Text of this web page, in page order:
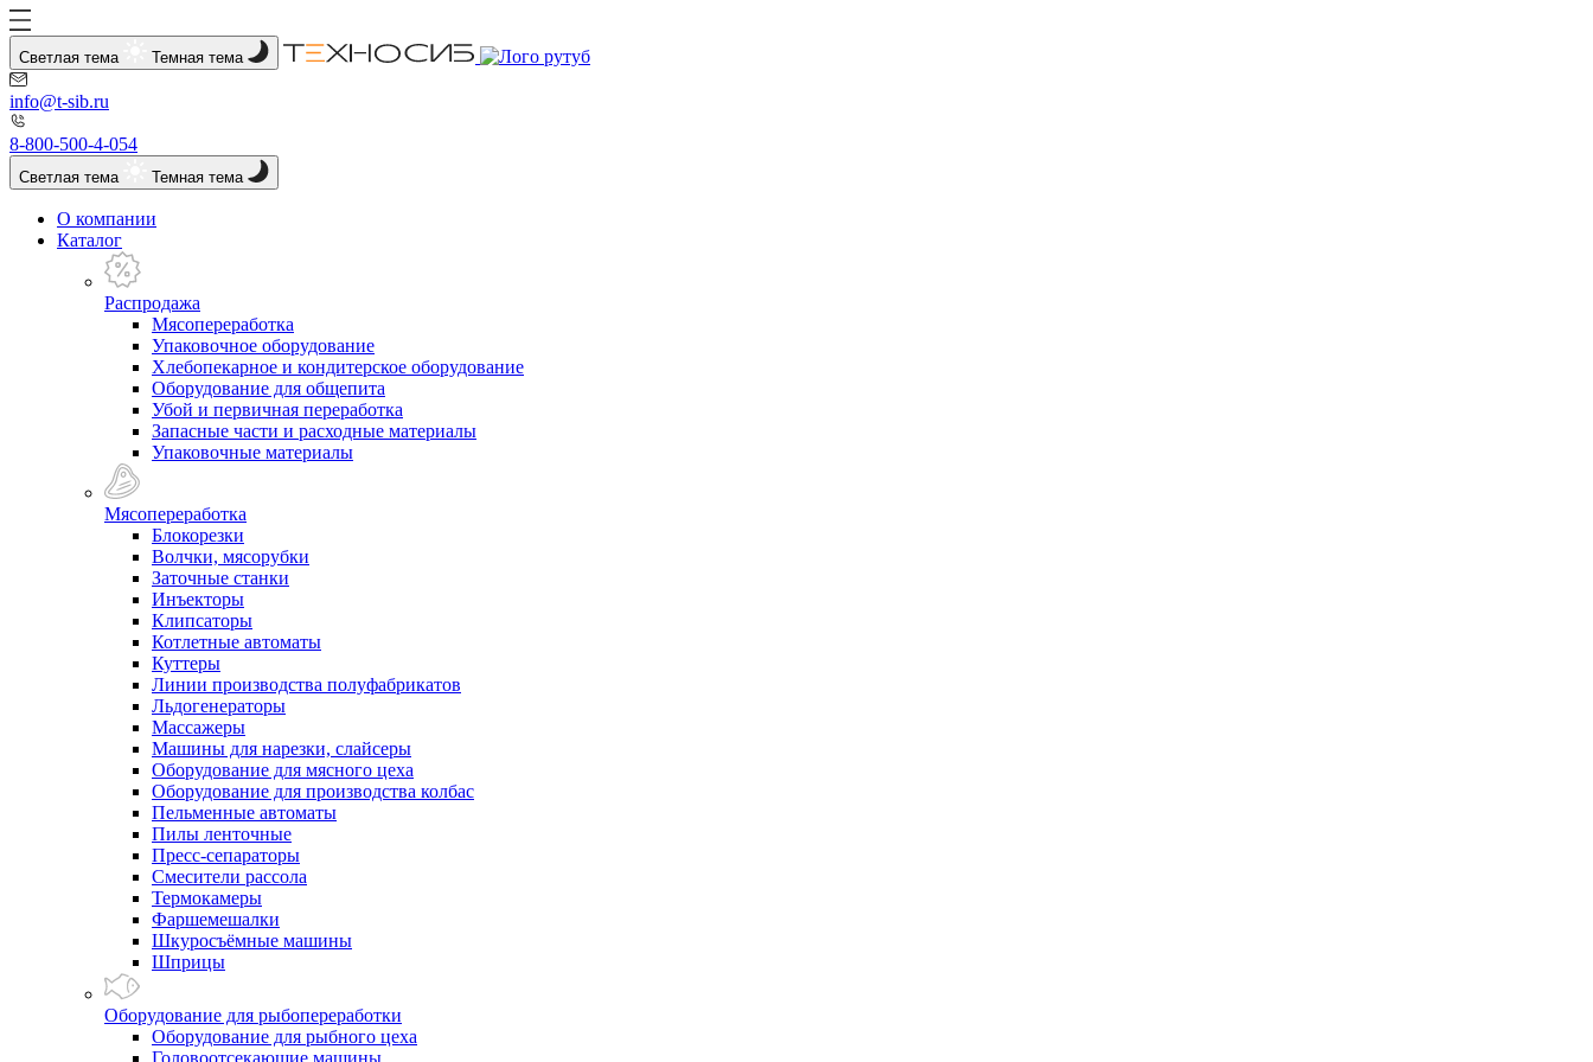
Светлая тема Темная тема
info@t-sib.ru
8-800-500-4-054
Светлая тема Темная тема
О компании
Каталог
Распродажа
Мясопереработка
Упаковочное оборудование
Хлебопекарное и кондитерское оборудование
Оборудование для общепита
Убой и первичная переработка
Запасные части и расходные материалы
Упаковочные материалы
Мясопереработка
Блокорезки
Волчки, мясорубки
Заточные станки
Инъекторы
Клипсаторы
Котлетные автоматы
Куттеры
Линии производства полуфабрикатов
Льдогенераторы
Массажеры
Машины для нарезки, слайсеры
Оборудование для мясного цеха
Оборудование для производства колбас
Пельменные автоматы
Пилы ленточные
Пресс-сепараторы
Смесители рассола
Термокамеры
Фаршемешалки
Шкуросъёмные машины
Шприцы
Оборудование для рыбопереработки
Оборудование для рыбного цеха
Головоотсекающие машины